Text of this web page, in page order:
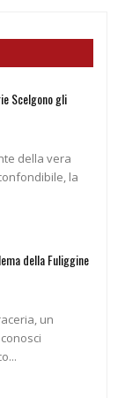
Scelgono gli
della vera
la
della Fuliggine
un
nemico...